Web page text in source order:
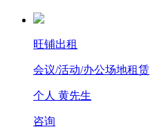
旺铺出租
会议/活动/办公场地租赁
个人 黄先生
咨询